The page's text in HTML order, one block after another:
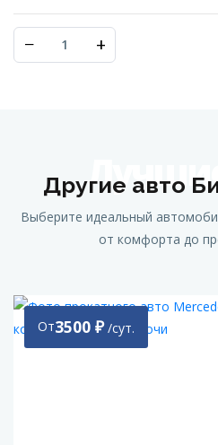
− +
Другие авто
Выберите идеальный
от комфорта до
От3500 ₽ /сут.